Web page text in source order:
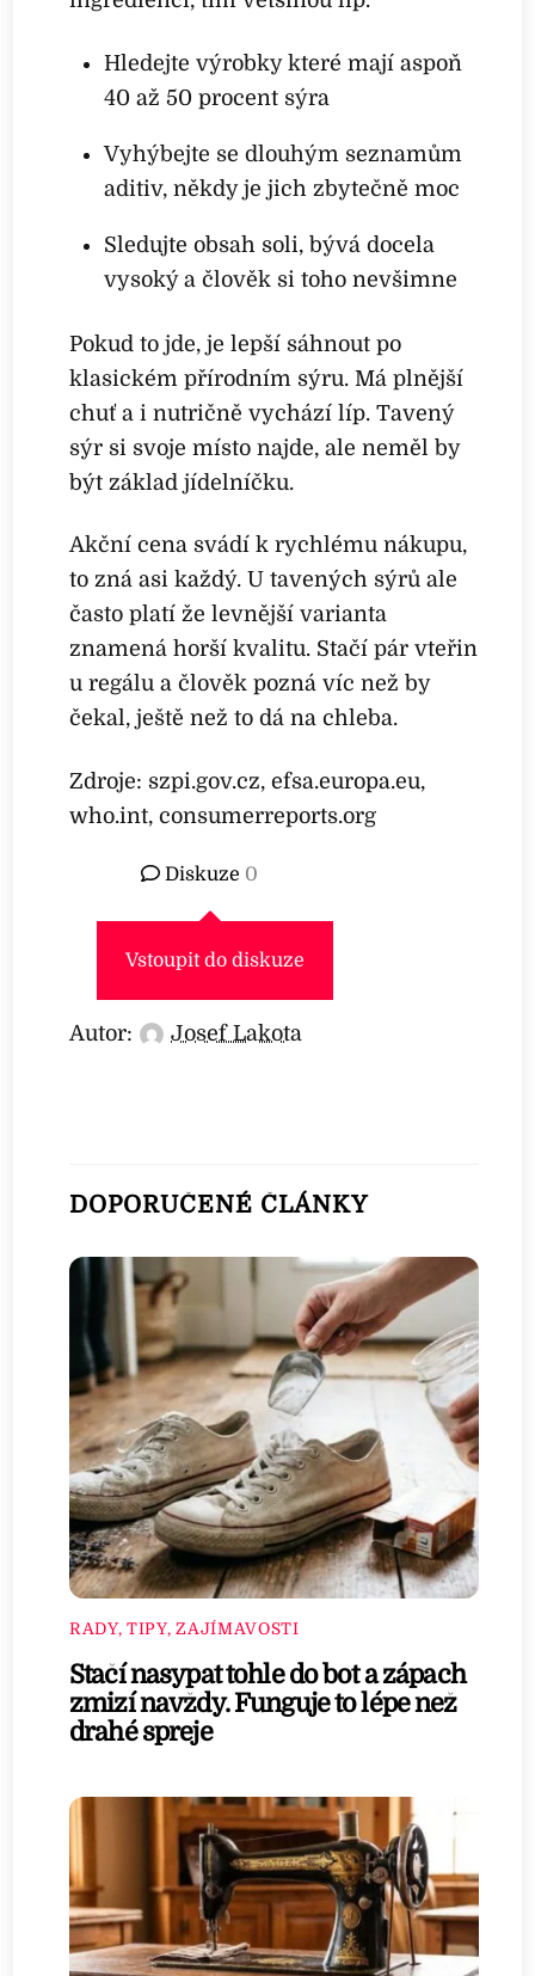
Hledejte výrobky které mají aspoň
40 až 50 procent sýra
Vyhýbejte se dlouhým seznamům
aditiv, někdy je jich zbytečně moc
Sledujte obsah soli, bývá docela
vysoký a člověk si toho nevšimne
Pokud to jde, je lepší sáhnout po
klasickém přírodním sýru. Má plnější
chuť a i nutričně vychází líp. Tavený
sýr si svoje místo najde, ale neměl by
být základ jídelníčku.
Akční cena svádí k rychlému nákupu,
to zná asi každý. U tavených sýrů ale
často platí že levnější varianta
znamená horší kvalitu. Stačí pár vteřin
u regálu a člověk pozná víc než by
čekal, ještě než to dá na chleba.
Zdroje: szpi.gov.cz, efsa.europa.eu,
who.int, consumerreports.org
Diskuze 0
Vstoupit do diskuze
Autor: Josef Lakota
DOPORUČENÉ ČLÁNKY
RADY, TIPY, ZAJÍMAVOSTI
Stačí nasypat tohle do bot a zápach
zmizí navždy. Funguje to lépe než
drahé spreje